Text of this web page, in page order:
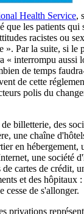
Health Service,
que les patients qui
racistes ou
». Par la suite, si le
« interrompu aussi
de temps
de cette
polis du
billetterie, des
une chaîne
en hébergement,
une société
de cartes de crédit,
et des hôpitaux
cesse de s'allonger.
privations